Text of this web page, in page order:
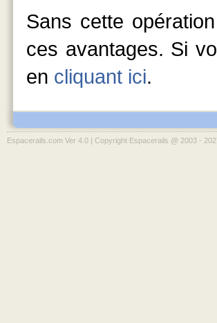
Sans cette
ces avantages. Si
en cliquant ici.
Espacerails.com Ver 4.0 | Copyright Espacerails @ 2003 -